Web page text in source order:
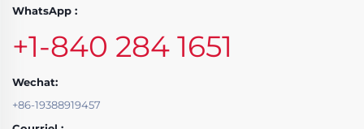
WhatsApp :
+1-840 284 1651
Wechat:
+86-19388919457